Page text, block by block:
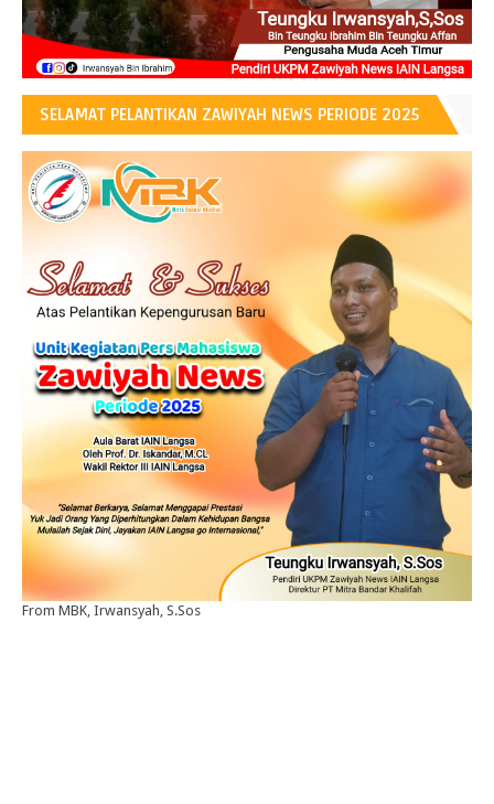
SELAMAT PELANTIKAN ZAWIYAH NEWS PERIODE 2025
From MBK, Irwansyah, S.Sos